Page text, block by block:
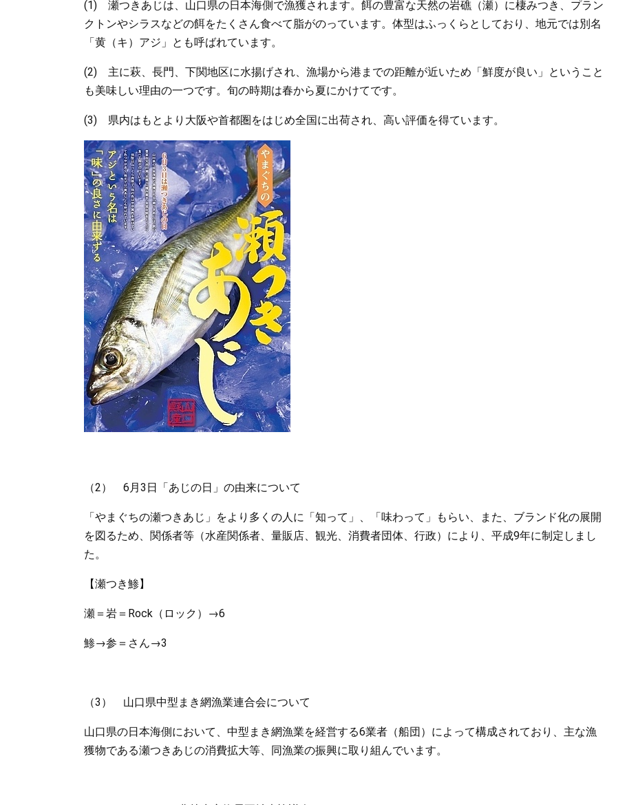
(1) 瀬つきあじは、山口県の日本海側で漁獲されます。餌の豊富な天然の岩礁（瀬）に棲みつき、プラン
クトンやシラスなどの餌をたくさん食べて脂がのっています。体型はふっくらとしており、地元では別名
「黄（キ）アジ」とも呼ばれています。
(2) 主に萩、長門、下関地区に水揚げされ、漁場から港までの距離が近いため「鮮度が良い」ということ
も美味しい理由の一つです。旬の時期は春から夏にかけてです。
(3) 県内はもとより大阪や首都圏をはじめ全国に出荷され、高い評価を得ています。
（2） 6月3日「あじの日」の由来について
「やまぐちの瀬つきあじ」をより多くの人に「知って」、「味わって」もらい、また、ブランド化の展開
を図るため、関係者等（水産関係者、量販店、観光、消費者団体、行政）により、平成9年に制定しまし
た。
【瀬つき鯵】
瀬＝岩＝Rock（ロック）→6
鯵→参＝さん→3
（3） 山口県中型まき網漁業連合会について
山口県の日本海側において、中型まき網漁業を経営する6業者（船団）によって構成されており、主な漁
獲物である瀬つきあじの消費拡大等、同漁業の振興に取り組んでいます。